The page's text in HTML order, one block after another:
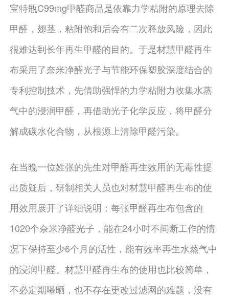
宝特瓶C99mg甲醛商品是依靠力学粘附的原理去除
甲醛，翅茎，粘附饱和后会有二次释放风险，因此
很难达到长年再生甲醛的目的。于是材慧甲醛再生
布采用了奈米净醛光子与节能环保塑胶深度结合的
专利控制技术，先借助强悍的力学粘附力收集水蒸
气中的浸润甲醛，再借助光子化学反应，将甲醛分
解成碳水化合物，从根源上清除甲醛污染。
在当晚一位姓张的先生对甲醛再生效用的无毒性提
出质疑后，研制相关人员也对材慧甲醛再生布的使
用效用展开了详细说明：每张甲醛再生布包含的
1020个奈米净醛光子，能在24小时不间断工作的情
况下保持至少6个月的活性，能有效率再生水蒸气中
的浸润甲醛。材慧甲醛再生布的使用也比较简单，
不必定期曝晒，也不存在更改过滤网的难题，没有